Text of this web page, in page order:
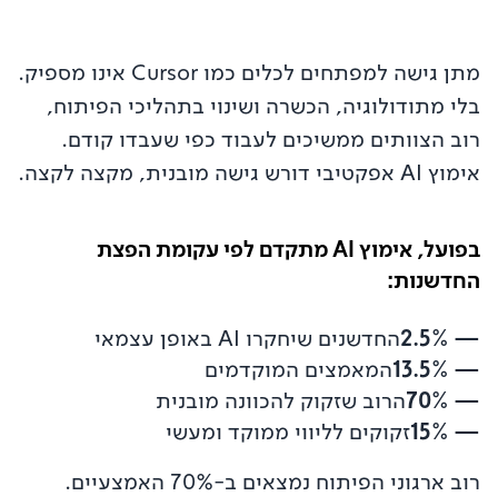
מתן גישה למפתחים לכלים כמו Cursor אינו מספיק.
בלי מתודולוגיה, הכשרה ושינוי בתהליכי הפיתוח,
רוב הצוותים ממשיכים לעבוד כפי שעבדו קודם.
אימוץ AI אפקטיבי דורש גישה מובנית, מקצה לקצה.
בפועל, אימוץ AI מתקדם לפי עקומת הפצת
החדשנות:
2.5% —
החדשנים שיחקרו AI באופן עצמאי
13.5% —
המאמצים המוקדמים
70% —
הרוב שזקוק להכוונה מובנית
15% —
זקוקים לליווי ממוקד ומעשי
רוב ארגוני הפיתוח נמצאים ב-70% האמצעיים.